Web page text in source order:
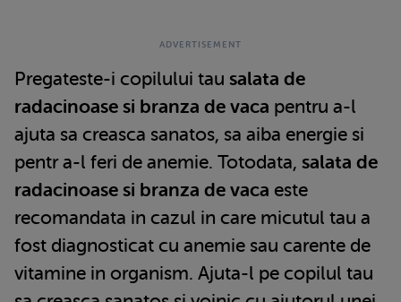
Pregateste-i copilului tau salata de
radacinoase si branza de vaca pentru a-l
ajuta sa creasca sanatos, sa aiba energie si
pentr a-l feri de anemie. Totodata, salata de
radacinoase si branza de vaca este
recomandata in cazul in care micutul tau a
fost diagnosticat cu anemie sau carente de
vitamine in organism. Ajuta-l pe copilul tau